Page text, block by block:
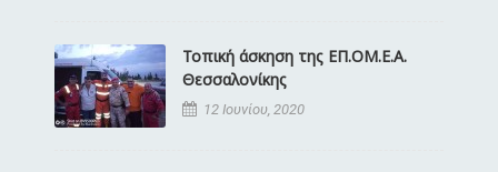
Τοπική άσκηση της ΕΠ.ΟΜ.Ε.Α.
Θεσσαλονίκης
12 Ιουνίου, 2020